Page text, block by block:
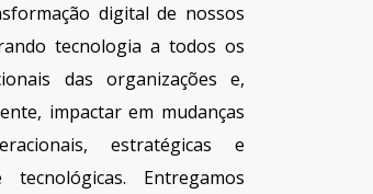
digital de nossos
tecnologia a todos os
das organizações e,
impactar em mudanças
estratégicas e
tecnológicas. Entregamos